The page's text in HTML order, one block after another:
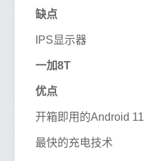
缺点
IPS显示器
一加8T
优点
开箱即用的Android 11
最快的充电技术